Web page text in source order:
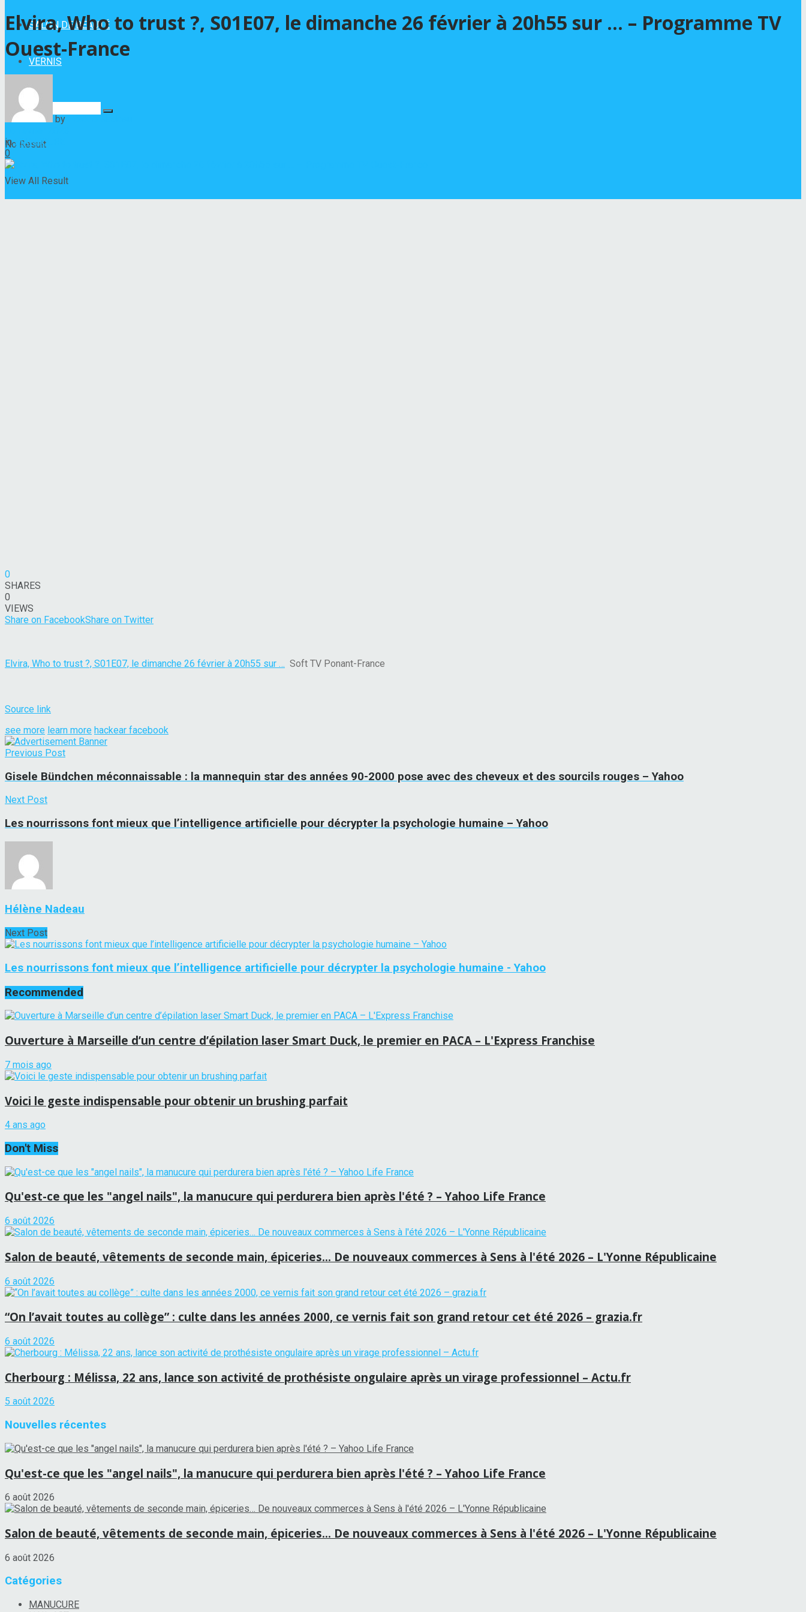
SALON DE BEAUTÉ
VERNIS
No Result
View All Result
Elvira, Who to trust ?, S01E07, le dimanche 26 février à 20h55 sur … – Programme TV
Ouest-France
by
in MANUCURE
0
0
SHARES
0
VIEWS
Share on FacebookShare on Twitter
Elvira, Who to trust ?, S01E07, le dimanche 26 février à 20h55 sur … Soft TV Ponant-France
Source link
see more learn more hackear facebook
Previous Post
Gisele Bündchen méconnaissable : la mannequin star des années 90-2000 pose avec des cheveux et des sourcils rouges – Yahoo
Next Post
Les nourrissons font mieux que l’intelligence artificielle pour décrypter la psychologie humaine – Yahoo
Hélène Nadeau
Next Post
Les nourrissons font mieux que l’intelligence artificielle pour décrypter la psychologie humaine - Yahoo
Recommended
Ouverture à Marseille d’un centre d’épilation laser Smart Duck, le premier en PACA – L'Express Franchise
7 mois ago
Voici le geste indispensable pour obtenir un brushing parfait
4 ans ago
Don't Miss
Qu'est-ce que les "angel nails", la manucure qui perdurera bien après l'été ? – Yahoo Life France
6 août 2026
Salon de beauté, vêtements de seconde main, épiceries… De nouveaux commerces à Sens à l'été 2026 – L'Yonne Républicaine
6 août 2026
“On l’avait toutes au collège” : culte dans les années 2000, ce vernis fait son grand retour cet été 2026 – grazia.fr
6 août 2026
Cherbourg : Mélissa, 22 ans, lance son activité de prothésiste ongulaire après un virage professionnel – Actu.fr
5 août 2026
Nouvelles récentes
Qu'est-ce que les "angel nails", la manucure qui perdurera bien après l'été ? – Yahoo Life France
6 août 2026
Salon de beauté, vêtements de seconde main, épiceries… De nouveaux commerces à Sens à l'été 2026 – L'Yonne Républicaine
6 août 2026
Catégories
MANUCURE